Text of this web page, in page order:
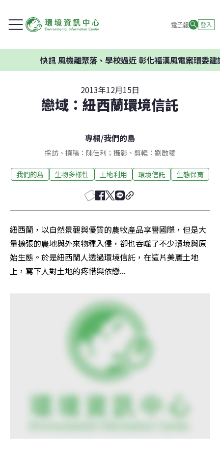
電子報 登入
風機離聚落、學校過近 彰化福漢風電案環委建議不應開發
2013年12月15日
戀域：紐西蘭環境信託
專欄/我們的島
採訪、撰稿：陳佳利；攝影、剪輯：劉啟稜
我們的島 生物多樣性 土地利用 環境信託 生態保育
紐西蘭，以自然景觀與優質的農牧產品享譽國際，但是大
量擴張的農地與外來物種入侵，卻也吞噬了不少環境與原
始生態。於是紐西蘭人透過環境信託，在這片美麗土地
上，寫下人對土地的疼惜與依戀...